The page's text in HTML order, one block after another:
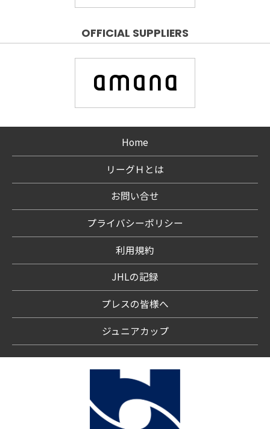
OFFICIAL SUPPLIERS
Home
リーグＨとは
お問い合せ
プライバシーポリシー
利用規約
JHLの記録
プレスの皆様へ
ジュニアカップ